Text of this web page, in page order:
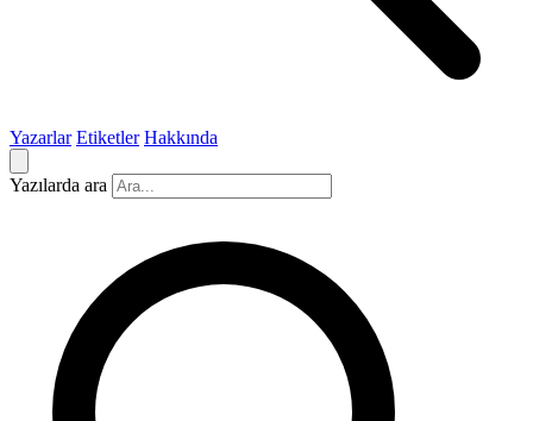
Yazarlar Etiketler Hakkında
Yazılarda ara